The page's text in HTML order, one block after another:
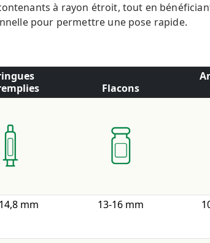
à rayon étroit, tout en
pour permettre une pose rapide.
Flacons
mm 13-16 mm